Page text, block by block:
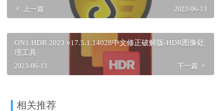
上一篇 2023-06-13
ON1 HDR 2023 v17.5.1.14028中文修正破解版-HDR图像处
理工具
2023-06-13 下一篇
相关推荐